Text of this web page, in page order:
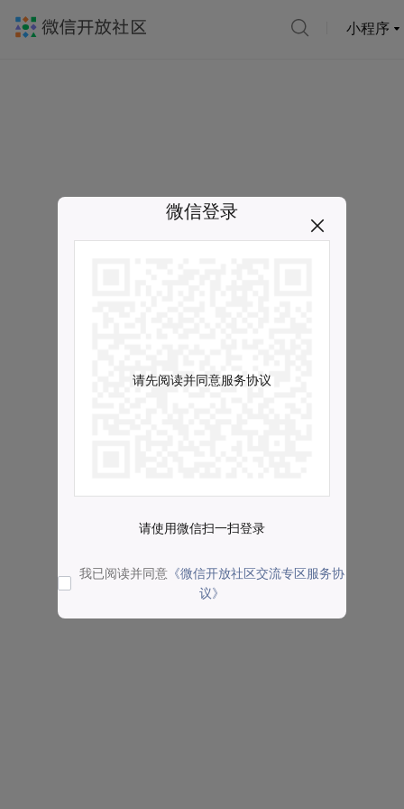
小程序
微信登录
请先阅读并同意服务协议
请使用微信扫一扫登录
我已阅读并同意 《微信开放社区交流专区服务协
议》